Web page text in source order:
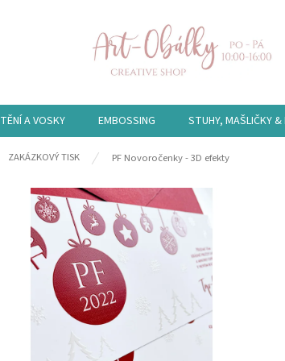
A VOSKY EMBOSSING STUHY, MAŠLIČKY
ZAKÁZKOVÝ TISK PF Novoročenky - 3D efekty